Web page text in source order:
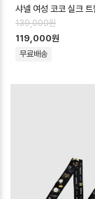
139,000원
119,000원
무료배송